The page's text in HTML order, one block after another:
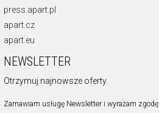
press.apart.pl
apart.cz
apart.eu
NEWSLETTER
Otrzymuj najnowsze oferty.
Zamawiam usługę Newsletter i wyrażam zgodę